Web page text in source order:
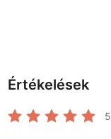
Értékelések
5